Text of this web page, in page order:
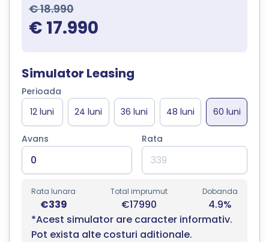
€ 18.990
€ 17.990
Simulator Leasing
Perioada
Avans Rata
Rata lunara
€339
Total imprumut
€17990
Dobanda
4.9%
*Acest simulator are caracter informativ.
Pot exista alte costuri aditionale.